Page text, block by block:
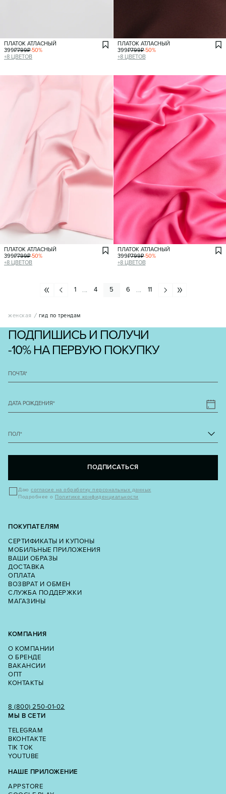
ПЛАТОК АТЛАСНЫЙ
399₽799₽-50%
+8 ЦВЕТОВ
ПЛАТОК АТЛАСНЫЙ
399₽799₽-50%
+8 ЦВЕТОВ
ПЛАТОК АТЛАСНЫЙ
399₽799₽-50%
+8 ЦВЕТОВ
ПЛАТОК АТЛАСНЫЙ
399₽799₽-50%
+8 ЦВЕТОВ
1 ... 4 5 6 ... 11
женская гид по трендам
ПОДПИШИСЬ И ПОЛУЧИ
-10% НА ПЕРВУЮ ПОКУПКУ
ПОЧТА*
ДАТА РОЖДЕНИЯ*
ПОЛ*
ПОДПИСАТЬСЯ
Даю согласие на обработку персональных данных
Подробнее о Политике конфиденциальности
ПОКУПАТЕЛЯМ
СЕРТИФИКАТЫ И КУПОНЫ
МОБИЛЬНЫЕ ПРИЛОЖЕНИЯ
ВАШИ ОБРАЗЫ
ДОСТАВКА
ОПЛАТА
ВОЗВРАТ И ОБМЕН
СЛУЖБА ПОДДЕРЖКИ
МАГАЗИНЫ
КОМПАНИЯ
О КОМПАНИИ
О БРЕНДЕ
ВАКАНСИИ
ОПТ
КОНТАКТЫ
8 (800) 250‑01‑02
МЫ В СЕТИ
TELEGRAM
ВКОНТАКТЕ
TIK TOK
YOUTUBE
НАШЕ ПРИЛОЖЕНИЕ
APPSTORE